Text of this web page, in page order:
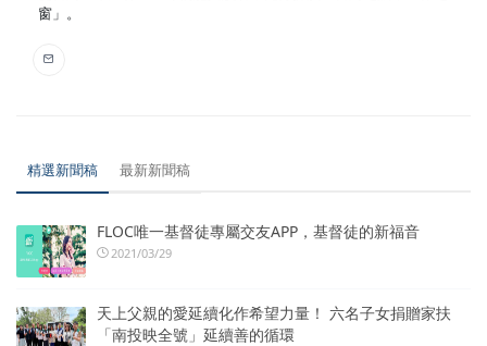
窗」。
精選新聞稿 最新新聞稿
FLOC唯一基督徒專屬交友APP，基督徒的新福音
2021/03/29
天上父親的愛延續化作希望力量！ 六名子女捐贈家扶
「南投映全號」延續善的循環